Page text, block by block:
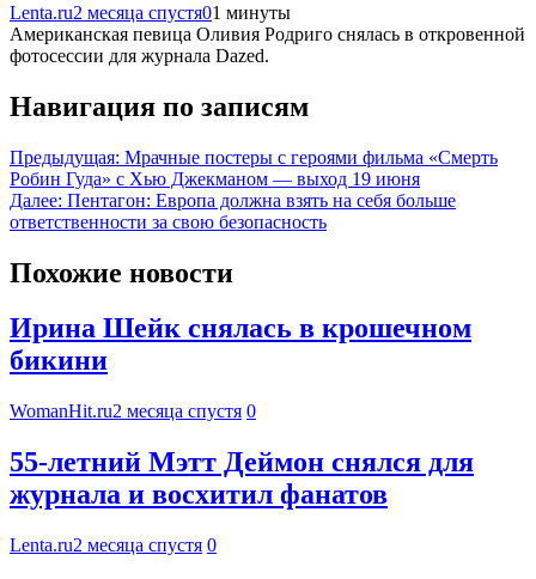
Lenta.ru2 месяца спустя01 минуты
Американская певица Оливия Родриго снялась в откровенной
фотосессии для журнала Dazed.
Навигация по записям
Предыдущая: Мрачные постеры с героями фильма «Смерть
Робин Гуда» с Хью Джекманом — выход 19 июня
Далее: Пентагон: Европа должна взять на себя больше
ответственности за свою безопасность
Похожие новости
Ирина Шейк снялась в крошечном
бикини
WomanHit.ru2 месяца спустя 0
55-летний Мэтт Деймон снялся для
журнала и восхитил фанатов
Lenta.ru2 месяца спустя 0